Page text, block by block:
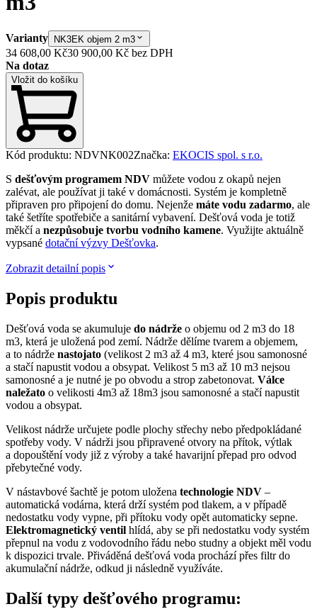
Varianty NK3EK objem 2 m3
34 608,00 Kč30 900,00 Kč bez DPH
Na dotaz
Vložit do košíku
Kód produktu: NDVNK002Značka: EKOCIS spol. s r.o.
S dešťovým programem NDV můžete vodou z okapů nejen
zalévat, ale používat ji také v domácnosti. Systém je kompletně
připraven pro připojení do domu. Nejenže máte vodu zadarmo, ale
také šetříte spotřebiče a sanitární vybavení. Dešťová voda je totiž
měkčí a nezpůsobuje tvorbu vodního kamene. Využijte aktuálně
vypsané dotační výzvy Dešťovka.
Zobrazit detailní popis
Popis produktu
Dešťová voda se akumuluje do nádrže o objemu od 2 m3 do 18
m3, která je uložená pod zemí. Nádrže dělíme tvarem a objemem,
a to nádrže nastojato (velikost 2 m3 až 4 m3, které jsou samonosné
a stačí napustit vodou a obsypat. Velikost 5 m3 až 10 m3 nejsou
samonosné a je nutné je po obvodu a strop zabetonovat. Válce
naležato o velikosti 4m3 až 18m3 jsou samonosné a stačí napustit
vodou a obsypat.
Velikost nádrže určujete podle plochy střechy nebo předpokládané
spotřeby vody. V nádrži jsou připravené otvory na přítok, výtlak
a dopouštění vody již z výroby a také havarijní přepad pro odvod
přebytečné vody.
V nástavbové šachtě je potom uložena technologie NDV –
automatická vodárna, která drží systém pod tlakem, a v případě
nedostatku vody vypne, při přítoku vody opět automaticky sepne.
Elektromagnetický ventil hlídá, aby se při nedostatku vody systém
přepnul na vodu z vodovodního řádu nebo studny a objekt měl vodu
k dispozici trvale. Přiváděná dešťová voda prochází přes filtr do
akumulační nádrže, odkud ji následně využíváte.
Další typy dešťového programu: